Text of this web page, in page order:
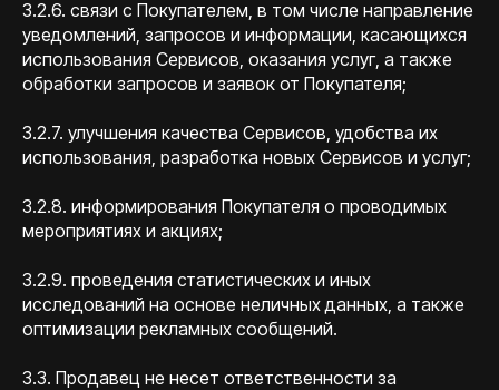
3.2.6. связи с Покупателем, в том числе направление
уведомлений, запросов и информации, касающихся
использования Сервисов, оказания услуг, а также
обработки запросов и заявок от Покупателя;
3.2.7. улучшения качества Сервисов, удобства их
использования, разработка новых Сервисов и услуг;
3.2.8. информирования Покупателя о проводимых
мероприятиях и акциях;
3.2.9. проведения статистических и иных
исследований на основе неличных данных, а также
оптимизации рекламных сообщений.
3.3. Продавец не несет ответственности за